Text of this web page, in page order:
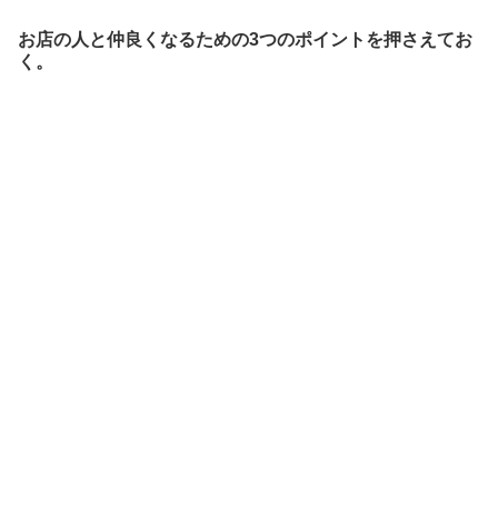
お店の人と仲良くなるための3つのポイントを押さえてお
く。